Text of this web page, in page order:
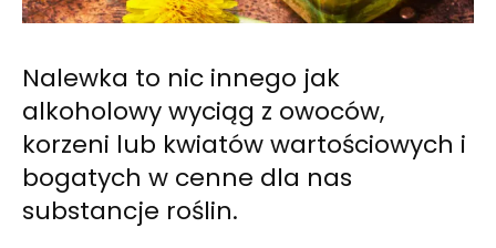
Nalewka to nic innego jak
alkoholowy wyciąg z owoców,
korzeni lub kwiatów wartościowych i
bogatych w cenne dla nas
substancje roślin.